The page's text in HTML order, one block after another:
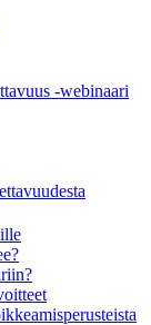
-webinaari